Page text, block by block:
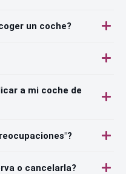
un coche?
a mi coche de
o cancelarla?